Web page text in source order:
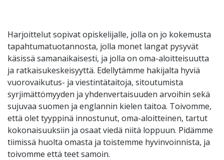
Harjoittelut sopivat opiskelijalle, jolla on jo kokemusta
tapahtumatuotannosta, jolla monet langat pysyvät
käsissä samanaikaisesti, ja jolla on oma-aloitteisuutta
ja ratkaisukeskeisyyttä. Edellytämme hakijalta hyviä
vuorovaikutus- ja viestintätaitoja, sitoutumista
syrjimättömyyden ja yhdenvertaisuuden arvoihin sekä
sujuvaa suomen ja englannin kielen taitoa. Toivomme,
että olet tyyppinä innostunut, oma-aloitteinen, tartut
kokonaisuuksiin ja osaat viedä niitä loppuun. Pidämme
tiimissä huolta omasta ja toistemme hyvinvoinnista, ja
toivomme että teet samoin.